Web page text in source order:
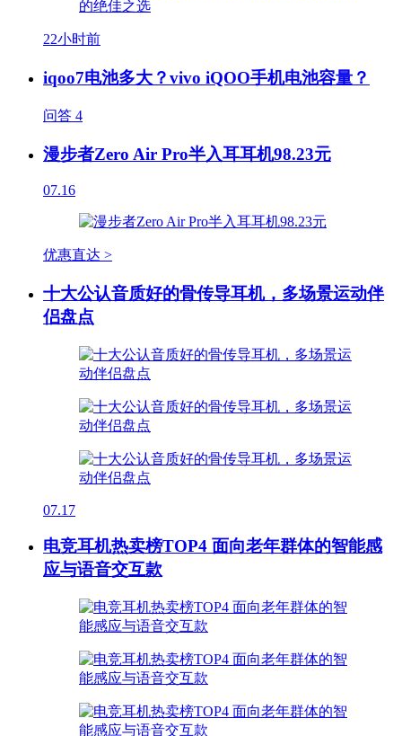
22小时前
iqoo7电池多大？vivo iQOO手机电池容量？
问答 4
漫步者Zero Air Pro半入耳耳机98.23元
07.16
优惠直达 >
十大公认音质好的骨传导耳机，多场景运动伴
侣盘点
07.17
电竞耳机热卖榜TOP4 面向老年群体的智能感
应与语音交互款